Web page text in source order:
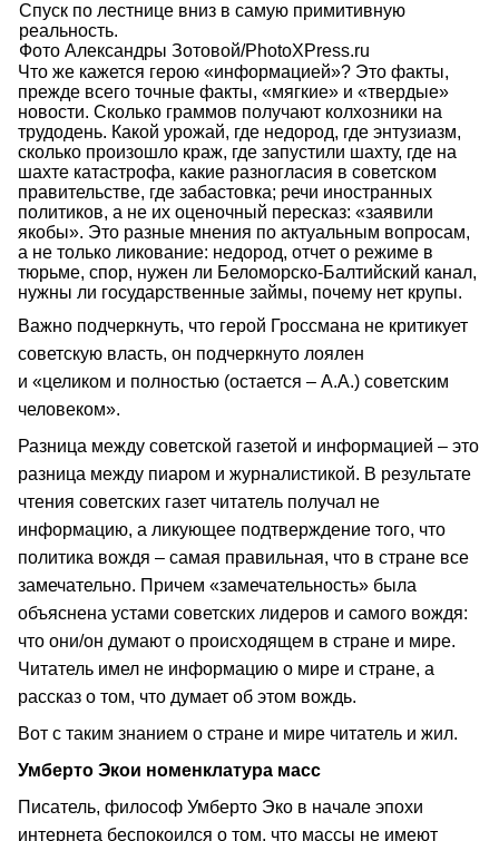
Спуск по лестнице вниз в самую примитивную
реальность.
Фото Александры Зотовой/PhotoXPress.ru
Что же кажется герою «информацией»? Это факты,
прежде всего точные факты, «мягкие» и «твердые»
новости. Сколько граммов получают колхозники на
трудодень. Какой урожай, где недород, где энтузиазм,
сколько произошло краж, где запустили шахту, где на
шахте катастрофа, какие разногласия в советском
правительстве, где забастовка; речи иностранных
политиков, а не их оценочный пересказ: «заявили
якобы». Это разные мнения по актуальным вопросам,
а не только ликование: недород, отчет о режиме в
тюрьме, спор, нужен ли Беломорско-Балтийский канал,
нужны ли государственные займы, почему нет крупы.
Важно подчеркнуть, что герой Гроссмана не критикует
советскую власть, он подчеркнуто лоялен
и «целиком и полностью (остается – А.А.) советским
человеком».
Разница между советской газетой и информацией – это
разница между пиаром и журналистикой. В результате
чтения советских газет читатель получал не
информацию, а ликующее подтверждение того, что
политика вождя – самая правильная, что в стране все
замечательно. Причем «замечательность» была
объяснена устами советских лидеров и самого вождя:
что они/он думают о происходящем в стране и мире.
Читатель имел не информацию о мире и стране, а
рассказ о том, что думает об этом вождь.
Вот с таким знанием о стране и мире читатель и жил.
Умберто Экои номенклатура масс
Писатель, философ Умберто Эко в начале эпохи
интернета беспокоился о том, что массы не имеют